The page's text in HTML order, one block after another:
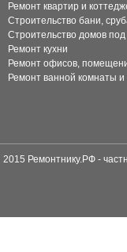
Ремонт квартир и
Строительство бани,
Строительство домов
Ремонт кухни
Ремонт офисов,
Ремонт ванной комнаты и
2015 Ремонтнику.РФ -